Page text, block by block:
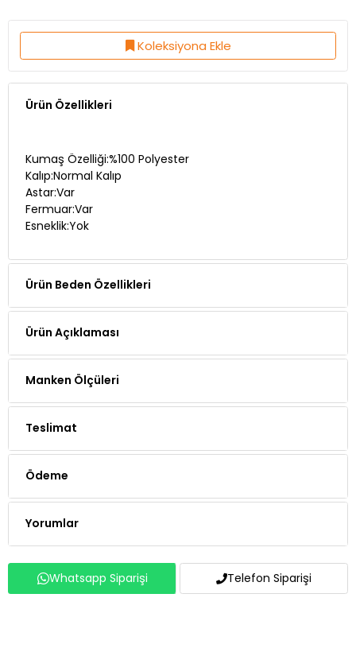
Koleksiyona Ekle
Ürün Özellikleri
Kumaş Özelliği:%100 Polyester
Kalıp:Normal Kalıp
Astar:Var
Fermuar:Var
Esneklik:Yok
Ürün Beden Özellikleri
Ürün Açıklaması
Manken Ölçüleri
Teslimat
Ödeme
Yorumlar
Whatsapp Siparişi Telefon Siparişi